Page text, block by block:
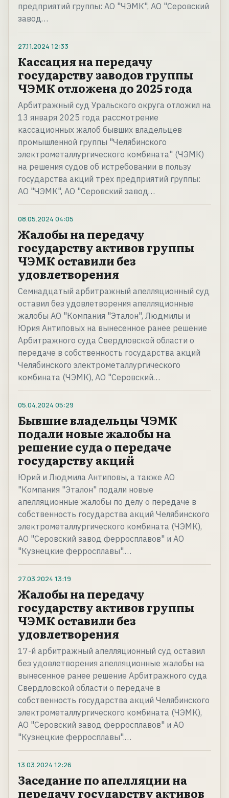
предприятий группы: АО "ЧЭМК", АО "Серовский
завод…
27.11.2024 12:33
Кассация на передачу
государству заводов группы
ЧЭМК отложена до 2025 года
Арбитражный суд Уральского округа отложил на
13 января 2025 года рассмотрение
кассационных жалоб бывших владельцев
промышленной группы "Челябинского
электрометаллургического комбината" (ЧЭМК)
на решения судов об истребовании в пользу
государства акций трех предприятий группы:
АО "ЧЭМК", АО "Серовский завод…
08.05.2024 04:05
Жалобы на передачу
государству активов группы
ЧЭМК оставили без
удовлетворения
Семнадцатый арбитражный апелляционный суд
оставил без удовлетворения апелляционные
жалобы АО "Компания "Эталон", Людмилы и
Юрия Антиповых на вынесенное ранее решение
Арбитражного суда Свердловской области о
передаче в собственность государства акций
Челябинского электрометаллургического
комбината (ЧЭМК), АО "Серовский…
05.04.2024 05:29
Бывшие владельцы ЧЭМК
подали новые жалобы на
решение суда о передаче
государству акций
Юрий и Людмила Антиповы, а также АО
"Компания "Эталон" подали новые
апелляционные жалобы по делу о передаче в
собственность государства акций Челябинского
электрометаллургического комбината (ЧЭМК),
АО "Серовский завод ферросплавов" и АО
"Кузнецкие ферросплавы".…
27.03.2024 13:19
Жалобы на передачу
государству активов группы
ЧЭМК оставили без
удовлетворения
17-й арбитражный апелляционный суд оставил
без удовлетворения апелляционные жалобы на
вынесенное ранее решение Арбитражного суда
Свердловской области о передаче в
собственность государства акций Челябинского
электрометаллургического комбината (ЧЭМК),
АО "Серовский завод ферросплавов" и АО
"Кузнецкие ферросплавы".…
13.03.2024 12:26
Заседание по апелляции на
передачу государству активов